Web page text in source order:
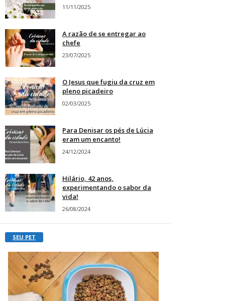
11/11/2025
A razão de se entregar ao
chefe
23/07/2025
O Jesus que fugiu da cruz em
pleno picadeiro
02/03/2025
Para Denisar os pés de Lúcia
eram um encanto!
24/12/2024
Hilário, 42 anos,
experimentando o sabor da
vida!
26/08/2024
SEU PET